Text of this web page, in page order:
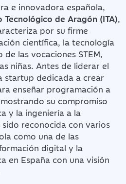
e innovadora española,
de Aragón (ITA),
por su firme
científica, la tecnología
las vocaciones STEM,
niñas. Antes de liderar el
startup dedicada a crear
enseñar programación a
su compromiso
y la ingeniería a la
reconocida con varios
como una de las
digital y la
en España con una visión